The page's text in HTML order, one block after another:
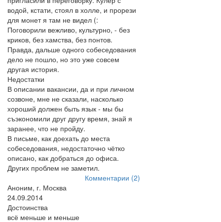
водой, кстати, стоял в холле, и прорези
для монет я там не видел (:
Поговорили вежливо, культурно, - без
криков, без хамства, без понтов.
Правда, дальше одного собеседования
дело не пошло, но это уже совсем
другая история.
Недостатки
В описании вакансии, да и при личном
созвоне, мне не сказали, насколько
хороший должен быть язык - мы бы
съэкономили друг другу время, знай я
заранее, что не пройду.
В письме, как доехать до места
собеседования, недостаточно чётко
описано, как добраться до офиса.
Других проблем не заметил.
Комментарии (2)
Аноним, г. Москва
24.09.2014
Достоинства
всё меньше и меньше